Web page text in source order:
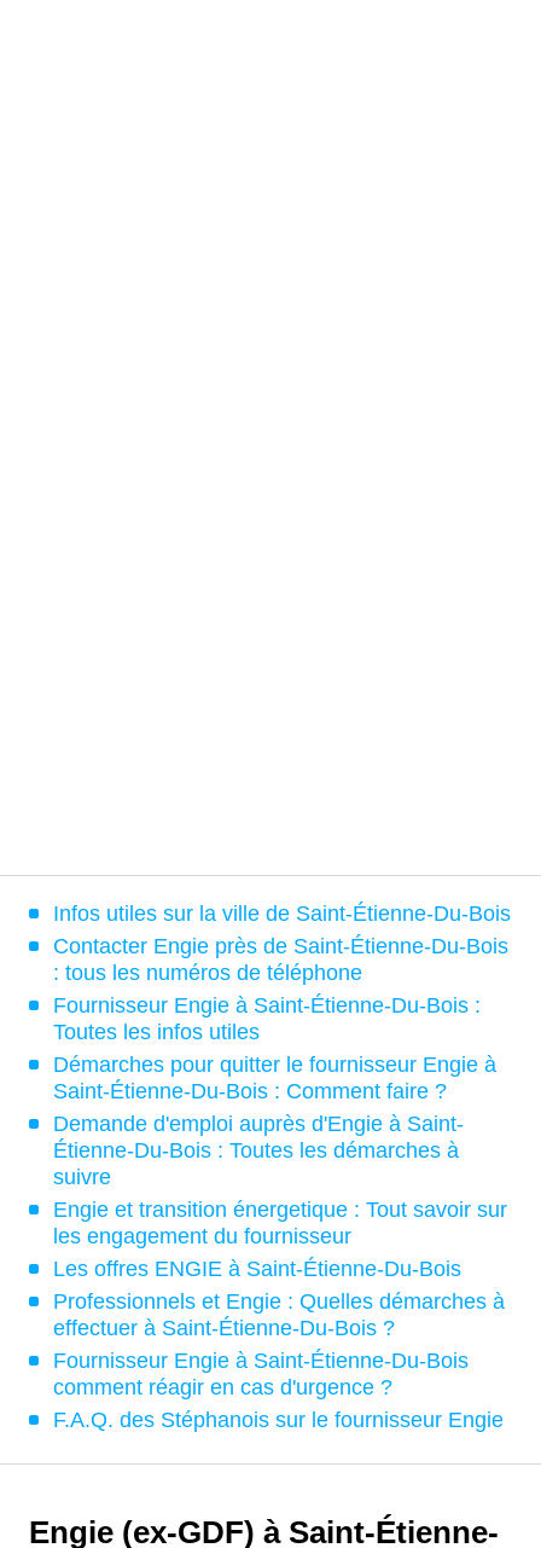
Infos utiles sur la ville de Saint-Étienne-Du-Bois
Contacter Engie près de Saint-Étienne-Du-Bois
: tous les numéros de téléphone
Fournisseur Engie à Saint-Étienne-Du-Bois :
Toutes les infos utiles
Démarches pour quitter le fournisseur Engie à
Saint-Étienne-Du-Bois : Comment faire ?
Demande d'emploi auprès d'Engie à Saint-
Étienne-Du-Bois : Toutes les démarches à
suivre
Engie et transition énergetique : Tout savoir sur
les engagement du fournisseur
Les offres ENGIE à Saint-Étienne-Du-Bois
Professionnels et Engie : Quelles démarches à
effectuer à Saint-Étienne-Du-Bois ?
Fournisseur Engie à Saint-Étienne-Du-Bois
comment réagir en cas d'urgence ?
F.A.Q. des Stéphanois sur le fournisseur Engie
Engie (ex-GDF) à Saint-Étienne-